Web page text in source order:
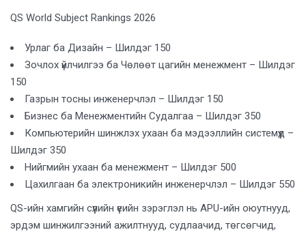
QS World Subject Rankings 2026
Урлаг ба Дизайн – Шилдэг 150
Зочлох үйлчилгээ ба Чөлөөт цагийн менежмент – Шилдэг
150
Газрын тосны инженерчлэл – Шилдэг 150
Бизнес ба Менежментийн Судалгаа – Шилдэг 350
Компьютерийн шинжлэх ухаан ба мэдээллийн системүүд –
Шилдэг 350
Нийгмийн ухаан ба менежмент – Шилдэг 500
Цахилгаан ба электроникийн инженерчлэл – Шилдэг 550
QS-ийн хамгийн сүүлийн үеийн зэрэглэл нь APU-ийн оюутнууд,
эрдэм шинжилгээний ажилтнууд, судлаачид, төгсөгчид,